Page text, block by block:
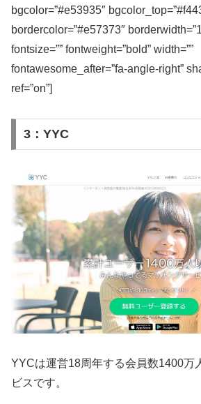
bgcolor=”#e53935″
bordercolor=”#e57373″
fontsize=”” fontweight=”bold” width=””
fontawesome_after=”fa-angle-right”
ref=”on”]
3：YYC
YYCは運営18周年する会員数1400万
ビスです。